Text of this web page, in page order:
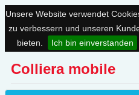
Unsere Website verwendet
zu verbessern und unseren
bieten.
Ich bin einverstanden
Colliera mobile